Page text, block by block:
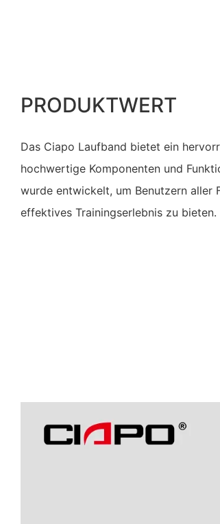
PRODUKTWERT
Das Ciapo Laufband bietet ein
hochwertige Komponenten und
wurde entwickelt, um Benutzern aller
effektives Trainingserlebnis zu bieten.